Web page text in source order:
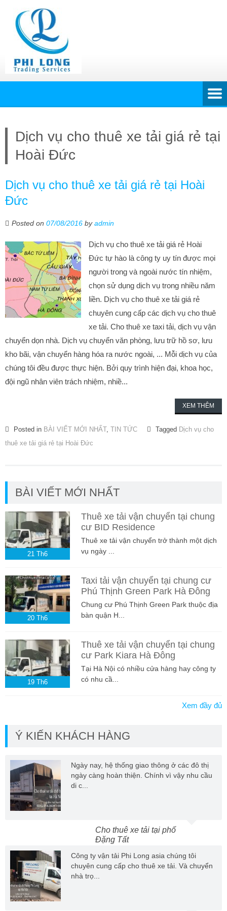
Dịch vụ cho thuê xe tải giá rẻ tại
Hoài Đức
Dịch vụ cho thuê xe tải giá rẻ tại Hoài
Đức
Posted on 07/08/2016 byadmin
Dịch vụ cho thuê xe tải giá rẻ Hoài
Đức tự hào là công ty uy tín được mọi
người trong và ngoài nước tín nhiệm,
chọn sử dụng dịch vụ trong nhiều năm
liền. Dịch vụ cho thuê xe tải giá rẻ
chuyên cung cấp các dịch vụ cho thuê
xe tải. Cho thuê xe taxi tải, dịch vụ vận
chuyển dọn nhà. Dịch vụ chuyển văn phòng, lưu trữ hồ sơ, lưu
kho bãi, vận chuyển hàng hóa ra nước ngoài, ... Mỗi dịch vụ của
chúng tôi đều được thực hiện. Bởi quy trình hiện đại, khoa học,
đội ngũ nhân viên trách nhiệm, nhiề...
XEM THÊM
Posted in BÀI VIẾT MỚI NHẤT, TIN TỨC Tagged Dịch vụ cho
thuê xe tải giá rẻ tại Hoài Đức
BÀI VIẾT MỚI NHẤT
21 Th6
Thuê xe tải vận chuyển tại chung
cư BID Residence
Thuê xe tải vận chuyển trở thành một dịch
vụ ngày ...
20 Th6
Taxi tải vận chuyển tại chung cư
Phú Thịnh Green Park Hà Đông
Chung cư Phú Thịnh Green Park thuộc địa
bàn quận H...
19 Th6
Thuê xe tải vận chuyển tại chung
cư Park Kiara Hà Đông
Tại Hà Nội có nhiều cửa hàng hay công ty
có nhu cầ...
Xem đầy đủ
Ý KIẾN KHÁCH HÀNG
Ngày nay, hệ thống giao thông ở các đô thị
ngày càng hoàn thiện. Chính vì vậy nhu cầu
di c...
Cho thuê xe tải tại phố
Đặng Tất
Công ty vận tải Phi Long asia chúng tôi
chuyên cung cấp cho thuê xe tải. Và chuyển
nhà trọ...